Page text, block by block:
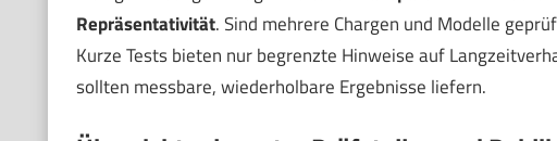
Repräsentativität. Sind mehrere Chargen und Modelle
Kurze Tests bieten nur begrenzte Hinweise auf
sollten messbare, wiederholbare Ergebnisse liefern.